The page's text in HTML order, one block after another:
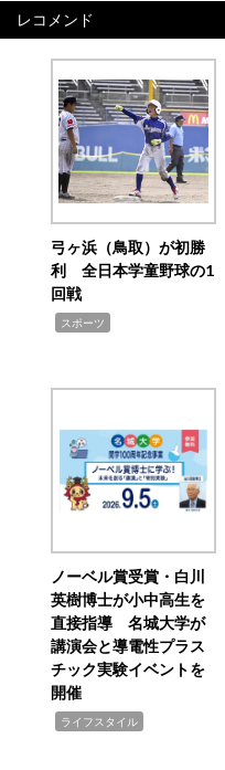
レコメンド
弓ヶ浜（鳥取）が初勝
利 全日本学童野球の1
回戦
スポーツ
ノーベル賞受賞・白川
英樹博士が小中高生を
直接指導 名城大学が
講演会と導電性プラス
チック実験イベントを
開催
ライフスタイル